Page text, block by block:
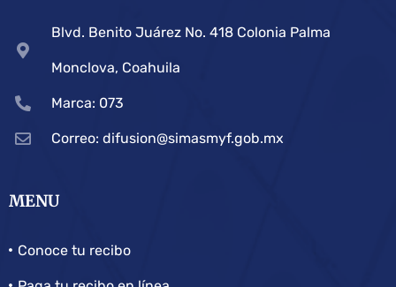
Blvd. Benito Juárez No. 418 Colonia Palma
Monclova, Coahuila
Marca: 073
Correo: difusion@simasmyf.gob.mx
MENU
Conoce tu recibo